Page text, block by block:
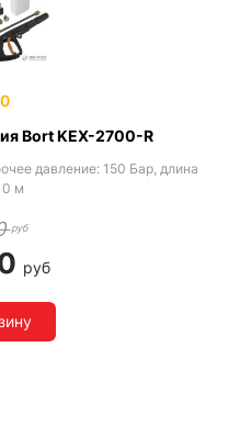
Bort KEX-2700-R
давление: 150 Бар, длина
м
руб
руб